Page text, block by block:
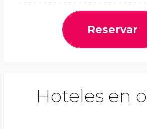
Reservar
Hoteles en